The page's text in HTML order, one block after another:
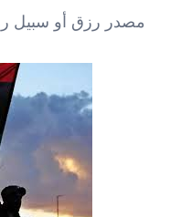
مصدر رزق أو سبيل